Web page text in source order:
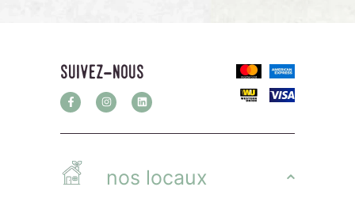
suivez-nous
nos locaux